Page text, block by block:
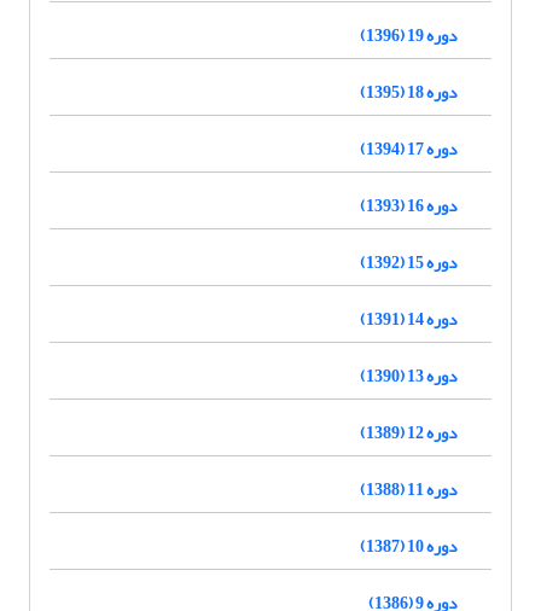
دوره 19 (1396)
دوره 18 (1395)
دوره 17 (1394)
دوره 16 (1393)
دوره 15 (1392)
دوره 14 (1391)
دوره 13 (1390)
دوره 12 (1389)
دوره 11 (1388)
دوره 10 (1387)
دوره 9 (1386)